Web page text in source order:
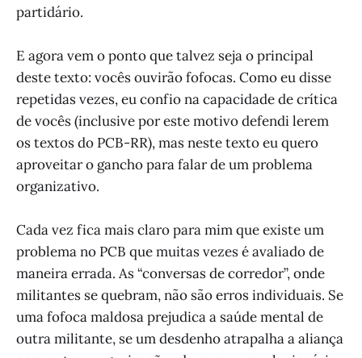
partidário.
E agora vem o ponto que talvez seja o principal
deste texto: vocês ouvirão fofocas. Como eu disse
repetidas vezes, eu confio na capacidade de crítica
de vocês (inclusive por este motivo defendi lerem
os textos do PCB-RR), mas neste texto eu quero
aproveitar o gancho para falar de um problema
organizativo.
Cada vez fica mais claro para mim que existe um
problema no PCB que muitas vezes é avaliado de
maneira errada. As “conversas de corredor”, onde
militantes se quebram, não são erros individuais. Se
uma fofoca maldosa prejudica a saúde mental de
outra militante, se um desdenho atrapalha a aliança